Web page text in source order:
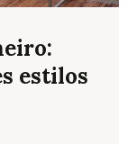
estilos